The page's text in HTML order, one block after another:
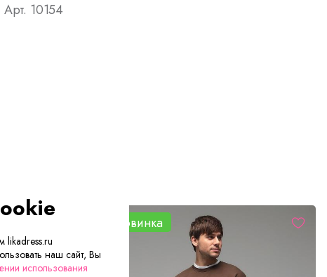
10154
Новинка
likadress.ru
наш сайт, Вы
использования